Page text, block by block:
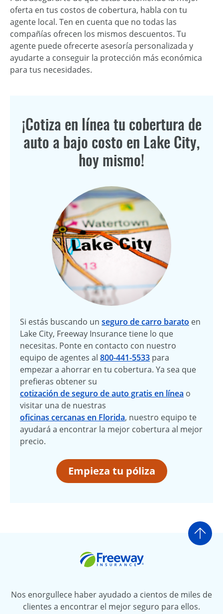
oferta en tus costos de cobertura, habla con tu
agente local. Ten en cuenta que no todas las
compañías ofrecen los mismos descuentos. Tu
agente puede ofrecerte asesoría personalizada y
ayudarte a conseguir la protección más económica
para tus necesidades.
¡Cotiza en línea tu cobertura de
auto a bajo costo en Lake City,
hoy mismo!
Si estás buscando un seguro de carro barato en
Lake City, Freeway Insurance tiene lo que
necesitas. Ponte en contacto con nuestro
equipo de agentes al 800-441-5533 para
empezar a ahorrar en tu cobertura. Ya sea que
prefieras obtener su
cotización de seguro de auto gratis en línea o
visitar una de nuestras
oficinas cercanas en Florida, nuestro equipo te
ayudará a encontrar la mejor cobertura al mejor
precio.
Empieza tu póliza
Ir
Nos enorgullece haber ayudado a cientos de miles de
clientes a encontrar el mejor seguro para ellos.